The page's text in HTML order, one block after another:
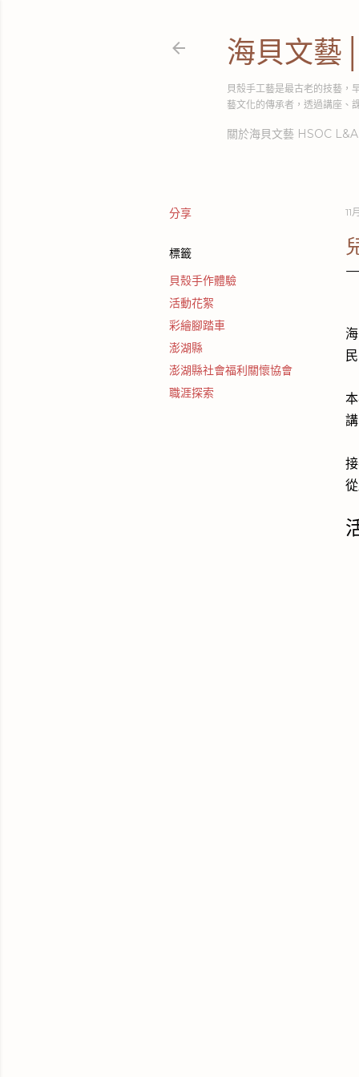
海貝文藝
貝殼手工藝是最古老的技藝，
藝文化的傳承者，透過講座、
關於海貝文藝 HSOC L&A
分享
標籤
貝殼手作體驗
活動花絮
彩繪腳踏車
澎湖縣
澎湖縣社會福利關懷協會
職涯探索
11